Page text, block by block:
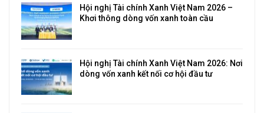
Hội nghị Tài chính Xanh Việt Nam 2026 –
Khơi thông dòng vốn xanh toàn cầu
Hội nghị Tài chính Xanh Việt Nam 2026: Nơi
dòng vốn xanh kết nối cơ hội đầu tư